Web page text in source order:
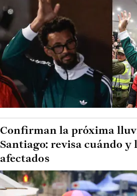
Confirman la próxima
Santiago: revisa cuándo y
afectados